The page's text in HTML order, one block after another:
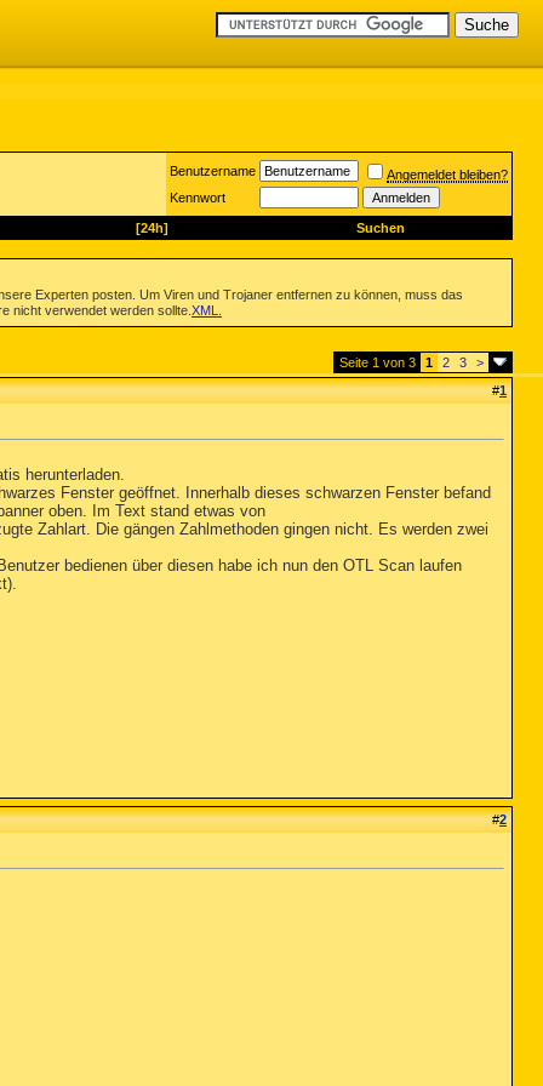
Benutzername
Angemeldet bleiben?
Kennwort
[24h] Suchen
Experten posten. Um Viren und Trojaner entfernen zu können, muss das
nicht verwendet werden sollte. XML
Seite 1 von 3 1 2 3
>
#1
herunterladen.
Fenster geöffnet. Innerhalb dieses schwarzen Fenster befand
oben. Im Text stand etwas von
Zahlart. Die gängen Zahlmethoden gingen nicht. Es werden zwei
bedienen über diesen habe ich nun den OTL Scan laufen
#2